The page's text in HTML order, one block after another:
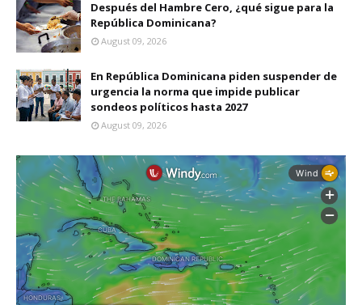
Después del Hambre Cero, ¿qué sigue para la
República Dominicana?
August 09, 2026
En República Dominicana piden suspender de
urgencia la norma que impide publicar
sondeos políticos hasta 2027
August 09, 2026